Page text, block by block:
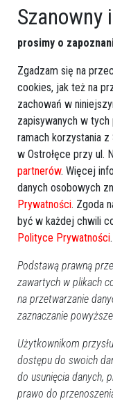
Szanowny
prosimy o
Zgadzam się na
cookies, jak też na
zachowań w
zapisywanych w
ramach korzystania
w Ostrołęce przy ul.
partnerów. Więcej
danych osobowych
Prywatności. Zgoda
być w każdej chwili
Polityce Prywatności.
Podstawą prawną
zawartych w plikach
na przetwarzanie
zaznaczanie
Użytkownikom
dostępu do swoich
do usunięcia danych,
prawo do